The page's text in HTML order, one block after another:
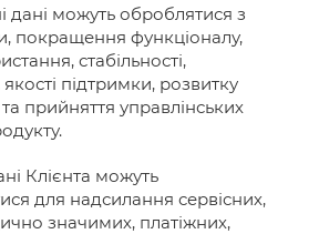
дані можуть оброблятися з
покращення функціоналу,
стабільності,
підтримки, розвитку
прийняття управлінських
Клієнта можуть
для надсилання сервісних,
значимих, платіжних,